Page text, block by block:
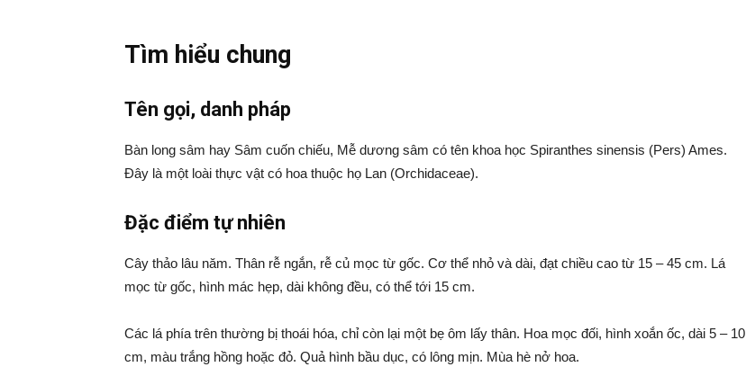
Tìm hiểu chung
Tên gọi, danh pháp
Bàn long sâm hay Sâm cuốn chiếu, Mễ dương sâm có tên khoa học Spiranthes sinensis (Pers) Ames.
Đây là một loài thực vật có hoa thuộc họ Lan (Orchidaceae).
Đặc điểm tự nhiên
Cây thảo lâu năm. Thân rễ ngắn, rễ củ mọc từ gốc. Cơ thể nhỏ và dài, đạt chiều cao từ 15 – 45 cm. Lá
mọc từ gốc, hình mác hẹp, dài không đều, có thể tới 15 cm.
Các lá phía trên thường bị thoái hóa, chỉ còn lại một bẹ ôm lấy thân. Hoa mọc đối, hình xoắn ốc, dài 5 – 10
cm, màu trắng hồng hoặc đỏ. Quả hình bầu dục, có lông mịn. Mùa hè nở hoa.